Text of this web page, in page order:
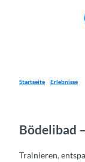
Startseite Erlebnisse
Bödelibad
Trainieren,